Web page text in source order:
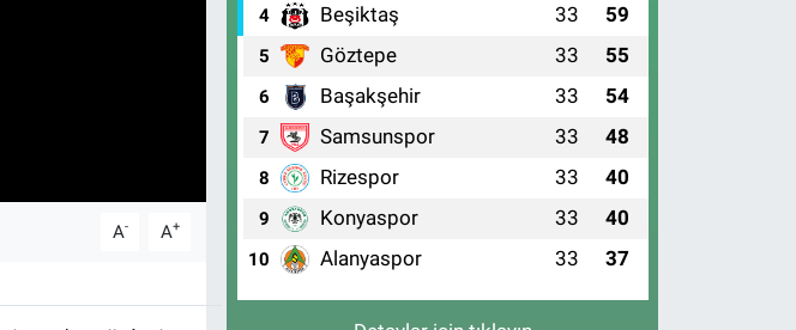
A- A+
4 Beşiktaş 33 59
5 Göztepe 33 55
6 Başakşehir 33 54
7 Samsunspor 33 48
8 Rizespor 33 40
9 Konyaspor 33 40
10 Alanyaspor 33 37